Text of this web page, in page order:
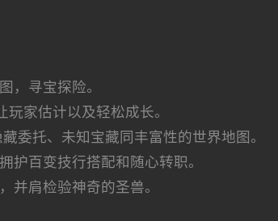
，寻宝探险。
家估计以及轻松成长。
委托、未知宝藏同丰富性的世界地图。
护百变技行搭配和随心转职。
并肩检验神奇的圣兽。